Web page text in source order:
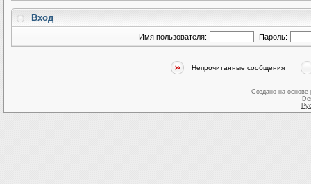
Вход
Имя пользователя: Пароль:
Непрочитанные сообщения
Создано на основе